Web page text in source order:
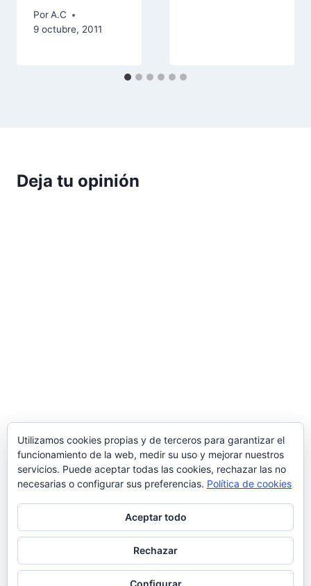
PorA.C
9 octubre, 2011
Deja tu opinión
© 2026 Manquepierda - Tema para WordPress
porKadence WP
Utilizamos cookies propias y de terceros para garantizar el
funcionamiento de la web, medir su uso y mejorar nuestros
servicios. Puede aceptar todas las cookies, rechazar las no
necesarias o configurar sus preferencias. Política de cookies
Aceptar todo
Rechazar
Configurar